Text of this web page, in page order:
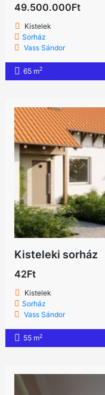
49.500.000Ft
Kistelek
Sorház
Vass Sándor
65 m2
Kisteleki sorház
42Ft
Kistelek
Sorház
Vass Sándor
55 m2